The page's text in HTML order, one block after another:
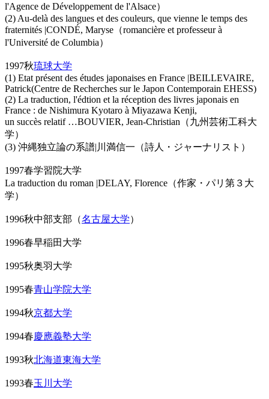
l'Agence de Développement de l'Alsace）
(2) Au-delà des langues et des couleurs, que vienne le temps des
fraternités |CONDÉ, Maryse（romancière et professeur à
l'Université de Columbia）
1997秋琉球大学
(1) Etat présent des études japonaises en France |BEILLEVAIRE,
Patrick(Centre de Recherches sur le Japon Contemporain EHESS)
(2) La traduction, l'édtion et la réception des livres japonais en
France : de Nishimura Kyotaro à Miyazawa Kenji,
un succès relatif …BOUVIER, Jean-Christian（九州芸術工科大
学）
(3) 沖縄独立論の系譜|川満信一（詩人・ジャーナリスト）
1997春学習院大学
La traduction du roman |DELAY, Florence（作家・パリ第３大
学）
1996秋中部支部（名古屋大学）
1996春早稲田大学
1995秋奥羽大学
1995春青山学院大学
1994秋京都大学
1994春慶應義塾大学
1993秋北海道東海大学
1993春玉川大学